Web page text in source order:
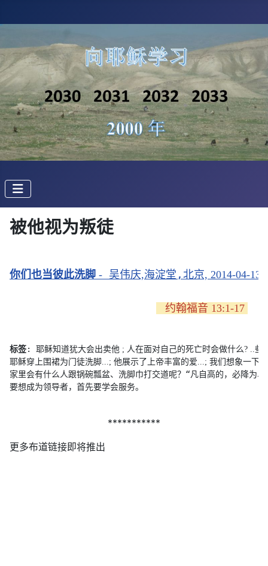
被他视为叛徒
你们也当彼此洗脚 - 吴伟庆,海淀堂 , 北京, 2014-04-13,
   约翰福音 13:1-17
标签 : 耶稣知道犹大会出卖他 ; 人在面对自己的死亡时会做什么? .. 些
耶稣穿上围裙为门徒洗脚...; 他展示了上帝丰富的爱...; 我们想象一下
家里会有什么人跟锅碗瓢盆、洗脚巾打交道呢？ “ 凡自高的，必降为
要想成为领导者，首先要学会服务。
***********
更多布道链接即将推出